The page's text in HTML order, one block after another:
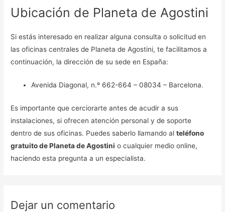
Ubicación de Planeta de Agostini
Si estás interesado en realizar alguna consulta o solicitud en
las oficinas centrales de Planeta de Agostini, te facilitamos a
continuación, la dirección de su sede en España:
Avenida Diagonal, n.º 662-664 – 08034 – Barcelona.
Es importante que cerciorarte antes de acudir a sus
instalaciones, si ofrecen atención personal y de soporte
dentro de sus oficinas. Puedes saberlo llamando alteléfono
gratuito de Planeta de Agostini o cualquier medio online,
haciendo esta pregunta a un especialista.
Dejar un comentario